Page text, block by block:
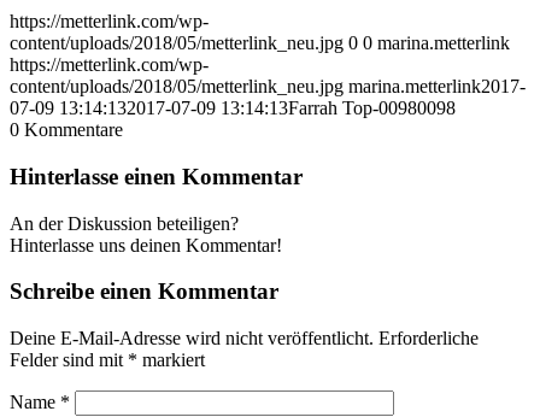
https://metterlink.com/wp-
content/uploads/2018/05/metterlink_neu.jpg 0 0 marina.metterlink
https://metterlink.com/wp-
content/uploads/2018/05/metterlink_neu.jpg marina.metterlink2017-
07-09 13:14:132017-07-09 13:14:13Farrah Top-00980098
0 Kommentare
Hinterlasse einen Kommentar
An der Diskussion beteiligen?
Hinterlasse uns deinen Kommentar!
Schreibe einen Kommentar
Deine E-Mail-Adresse wird nicht veröffentlicht. Erforderliche
Felder sind mit * markiert
Name *